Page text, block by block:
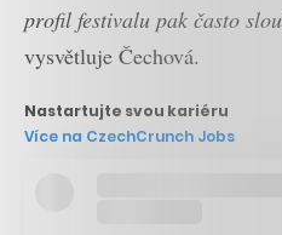
profil festivalu pak často
vysvětluje Čechová.
Nastartujte svou kariéru
Více na CzechCrunch Jobs